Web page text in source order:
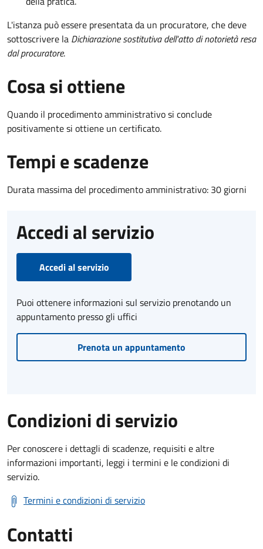
L'istanza può essere presentata da un procuratore, che deve
sottoscrivere la Dichiarazione sostitutiva dell'atto di notorietà resa
dal procuratore.
Cosa si ottiene
Quando il procedimento amministrativo si conclude
positivamente si ottiene un certificato.
Tempi e scadenze
Durata massima del procedimento amministrativo: 30 giorni
Accedi al servizio
Accedi al servizio
Puoi ottenere informazioni sul servizio prenotando un
appuntamento presso gli uffici
Prenota un appuntamento
Condizioni di servizio
Per conoscere i dettagli di scadenze, requisiti e altre
informazioni importanti, leggi i termini e le condizioni di
servizio.
Termini e condizioni di servizio
Contatti